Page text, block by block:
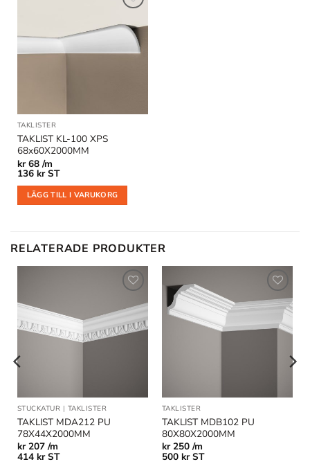
Lägg till
önskelistan
TAKLISTER
TAKLIST KL-100 XPS
68x60X2000MM
kr68 /m
136 kr ST
LÄGG TILL I VARUKORG
RELATERADE PRODUKTER
Lägg till
i
önskelistan
STUCKATUR | TAKLISTER
TAKLIST MDA212 PU
78X44X2000MM
kr207 /m
414 kr ST
Lägg till
önskelistan
TAKLISTER
TAKLIST MDB102 PU
80X80X2000MM
kr250 /m
500 kr ST